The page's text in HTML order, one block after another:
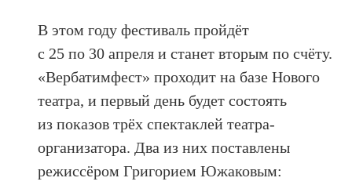
В этом году фестиваль пройдёт
с 25 по 30 апреля и станет вторым по счёту.
«Вербатимфест» проходит на базе Нового
театра, и первый день будет состоять
из показов трёх спектаклей театра-
организатора. Два из них поставлены
режиссёром Григорием Южаковым: